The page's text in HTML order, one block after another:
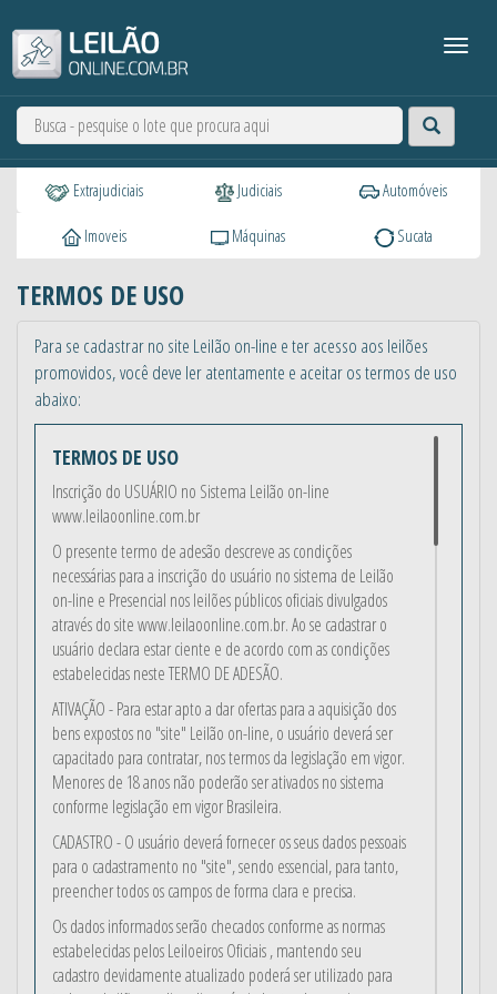
Extrajudiciais Judiciais Automóveis
Imoveis Máquinas Sucata
TERMOS DE USO
Para se cadastrar no site Leilão on-line e ter acesso aos leilões
promovidos, você deve ler atentamente e aceitar os termos de uso
abaixo:
TERMOS DE USO
Inscrição do USUÁRIO no Sistema Leilão on-line
www.leilaoonline.com.br
O presente termo de adesão descreve as condições
necessárias para a inscrição do usuário no sistema de Leilão
on-line e Presencial nos leilões públicos oficiais divulgados
através do site www.leilaoonline.com.br. Ao se cadastrar o
usuário declara estar ciente e de acordo com as condições
estabelecidas neste TERMO DE ADESÃO.
ATIVAÇÃO - Para estar apto a dar ofertas para a aquisição dos
bens expostos no "site" Leilão on-line, o usuário deverá ser
capacitado para contratar, nos termos da legislação em vigor.
Menores de 18 anos não poderão ser ativados no sistema
conforme legislação em vigor Brasileira.
CADASTRO - O usuário deverá fornecer os seus dados pessoais
para o cadastramento no "site", sendo essencial, para tanto,
preencher todos os campos de forma clara e precisa.
Os dados informados serão checados conforme as normas
estabelecidas pelos Leiloeiros Oficiais , mantendo seu
cadastro devidamente atualizado poderá ser utilizado para